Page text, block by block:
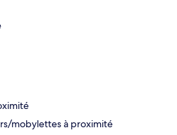
mobylettes à proximité